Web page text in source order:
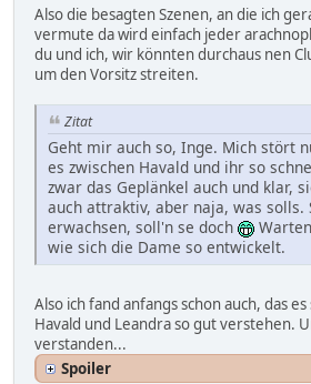
Also die besagten Szenen, an die ich
vermute da wird einfach jeder
du und ich, wir könnten durchaus nen
um den Vorsitz streiten.
Zitat
Geht mir auch so, Inge. Mich stört
es zwischen Havald und ihr so
zwar das Geplänkel auch und klar,
auch attraktiv, aber naja, was solls.
erwachsen, soll'n se doch
wie sich die Dame so entwickelt.
Also ich fand anfangs schon auch, das es
Havald und Leandra so gut verstehen.
verstanden...
Spoiler